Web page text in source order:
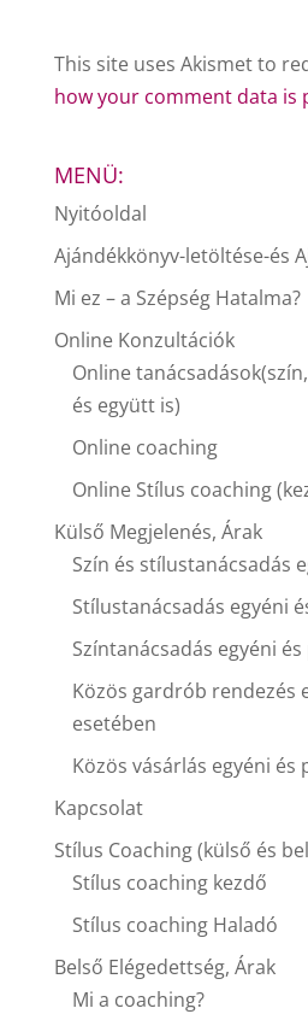
This site uses Akismet to
how your comment data is
MENÜ:
Nyitóoldal
Ajándékkönyv-letöltése-és
Mi ez – a Szépség Hatalma?
Online Konzultációk
Online
és együtt is)
Online coaching
Online Stílus coaching
Külső Megjelenés, Árak
Szín és stílustanácsadás
Stílustanácsadás egyéni
Színtanácsadás egyéni
Közös gardrób rendezés
esetében
Közös vásárlás egyéni és
Kapcsolat
Stílus Coaching (külső és
Stílus coaching kezdő
Stílus coaching Haladó
Belső Elégedettség, Árak
Mi a coaching?